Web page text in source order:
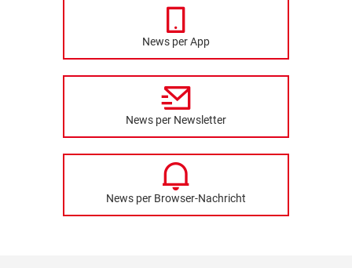
News per App
News per Newsletter
News per Browser-Nachricht